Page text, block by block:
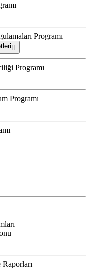
Programı
Hizmetleri
Programı
Programı